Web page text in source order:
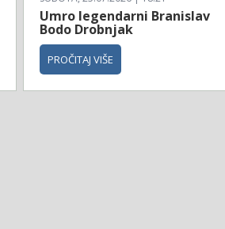
Umro legendarni Branislav
Bodo Drobnjak
PROČITAJ VIŠE